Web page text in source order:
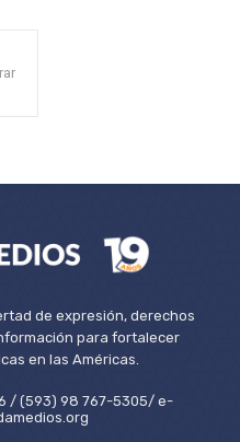
de expresión, derechos
para fortalecer
en las Américas.
/ (593) 98 767-5305/ e-